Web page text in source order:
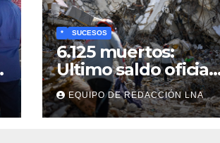
* SUCESOS
6.125 muertos:
Ultimo saldo oficial
y búsqueda de
cadáveres continúa
entre los
EQUIPO DE REDACCIÓN LNA